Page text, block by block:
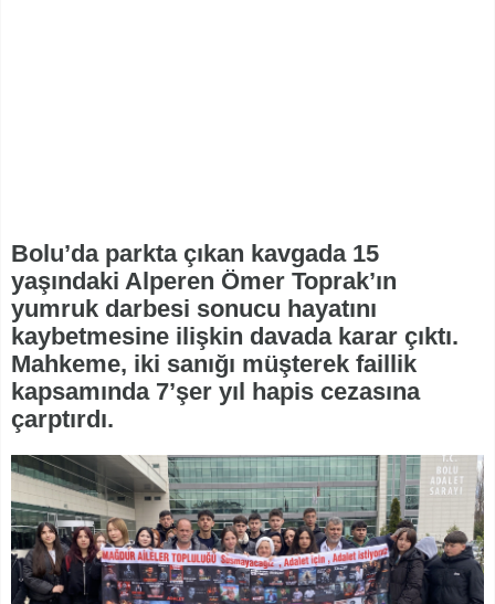
Bolu’da parkta çıkan kavgada 15
yaşındaki Alperen Ömer Toprak’ın
yumruk darbesi sonucu hayatını
kaybetmesine ilişkin davada karar çıktı.
Mahkeme, iki sanığı müşterek faillik
kapsamında 7’şer yıl hapis cezasına
çarptırdı.